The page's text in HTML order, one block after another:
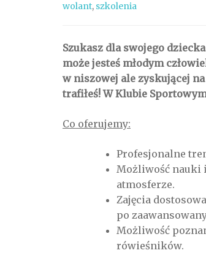
wolant, szkolenia
Szukasz dla swojego
może jesteś młodym
w niszowej ale zyskującej
trafiłeś! W Klubie
Co oferujemy:
Profesjonalne
Możliwość nauki
atmosferze.
Zajęcia
po
Możliwość
rówieśników.